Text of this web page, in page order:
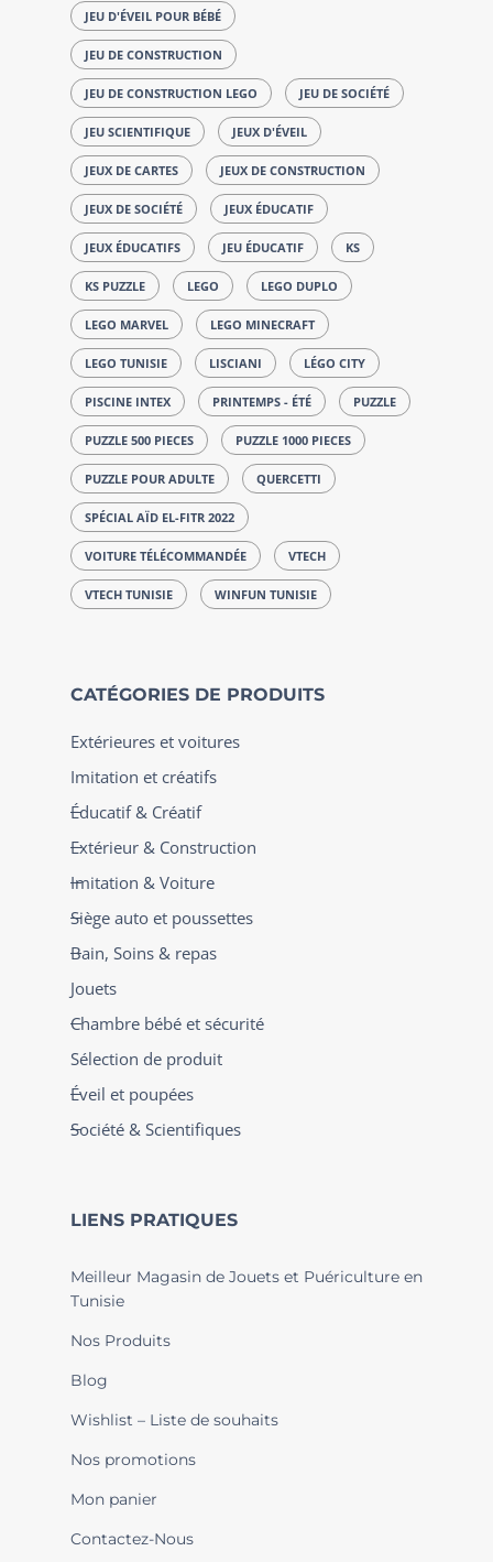
JEU D'ÉVEIL POUR BÉBÉ
JEU DE CONSTRUCTION
JEU DE CONSTRUCTION LEGO JEU DE SOCIÉTÉ
JEU SCIENTIFIQUE JEUX D'ÉVEIL
JEUX DE CARTES JEUX DE CONSTRUCTION
JEUX DE SOCIÉTÉ JEUX ÉDUCATIF
JEUX ÉDUCATIFS JEU ÉDUCATIF KS
KS PUZZLE LEGO LEGO DUPLO
LEGO MARVEL LEGO MINECRAFT
LEGO TUNISIE LISCIANI LÉGO CITY
PISCINE INTEX PRINTEMPS - ÉTÉ PUZZLE
PUZZLE 500 PIECES PUZZLE 1000 PIECES
PUZZLE POUR ADULTE QUERCETTI
SPÉCIAL AÏD EL-FITR 2022
VOITURE TÉLÉCOMMANDÉE VTECH
VTECH TUNISIE WINFUN TUNISIE
CATÉGORIES DE PRODUITS
Extérieures et voitures
Imitation et créatifs
Éducatif & Créatif
Extérieur & Construction
Imitation & Voiture
Siège auto et poussettes
Bain, Soins & repas
Jouets
Chambre bébé et sécurité
Sélection de produit
Éveil et poupées
Société & Scientifiques
LIENS PRATIQUES
Meilleur Magasin de Jouets et Puériculture en
Tunisie
Nos Produits
Blog
Wishlist – Liste de souhaits
Nos promotions
Mon panier
Contactez-Nous